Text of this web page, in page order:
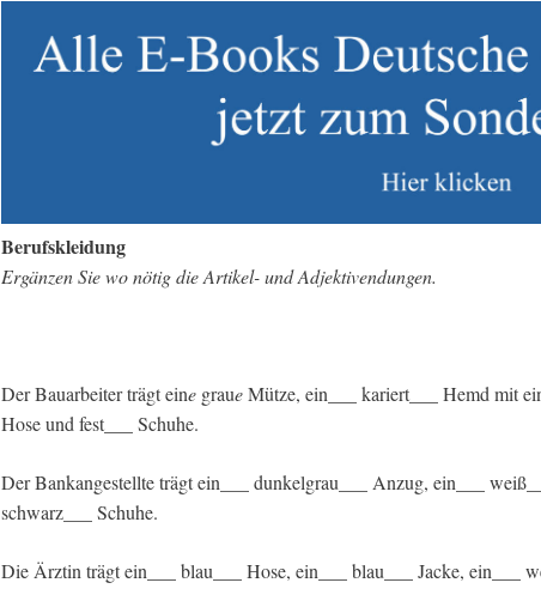
Berufskleidung
Ergänzen Sie wo nötig die Artikel- und Adjektivendungen.
Der Bauarbeiter trägt eine graueMütze, ein___ kariert___ Hemd mit
Hose und fest___ Schuhe.
Der Bankangestellte trägt ein___ dunkelgrau___ Anzug, ein___
schwarz___ Schuhe.
Die Ärztin trägt ein___ blau___ Hose, ein___ blau___ Jacke, ein___